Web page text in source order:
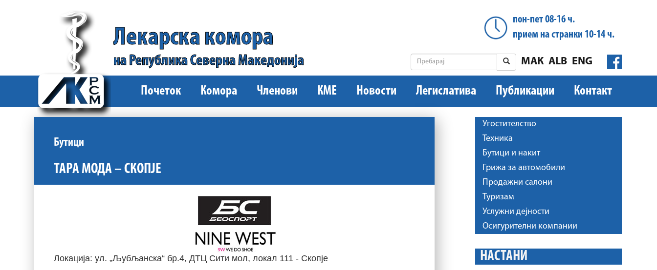
Лекарска комора
на Република Северна Македонија
пон-пет 08-16 ч.
прием на странки 10-14 ч.
ENG
ALB
МАК
Почеток Комора Членови КМЕ Новости Легислатива Публикации Контакт
Бутици
ТАРА МОДА – СКОПЈЕ
Локација: ул. „Љубљанска“ бр.4, ДТЦ Сити мол, локал 111 - Скопје
Угостителство
Техника
Бутици и накит
Грижа за автомобили
Продажни салони
Туризам
Услужни дејности
Осигурителни компании
НАСТАНИ